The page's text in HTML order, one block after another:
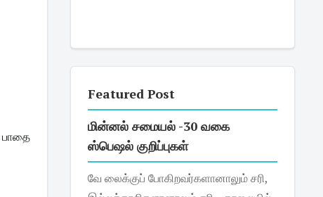
பாதை
Featured Post
மின்னல் சமையல் -30 வகை
ஸ்பெஷல் குறிப்புகள்
வே லைக்குப் போகிறவர்களானாலும் சரி,